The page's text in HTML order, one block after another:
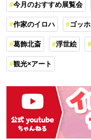
今月のおすすめ展覧会
作家のイロハ ゴッホ
葛飾北斎 浮世絵
観光×アート